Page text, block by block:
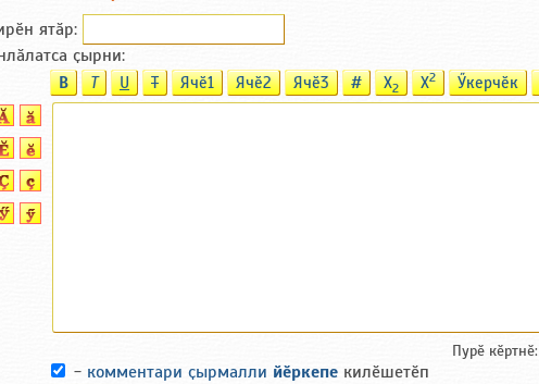
ятӑp:
ҫырни:
B T U T Ячӗ1 Ячӗ2 Ячӗ3 # X2 X2 Ӳкерчӗк
Пурӗ кӗртнӗ:
- комментари ҫырмалли йӗркепе килӗшетӗп